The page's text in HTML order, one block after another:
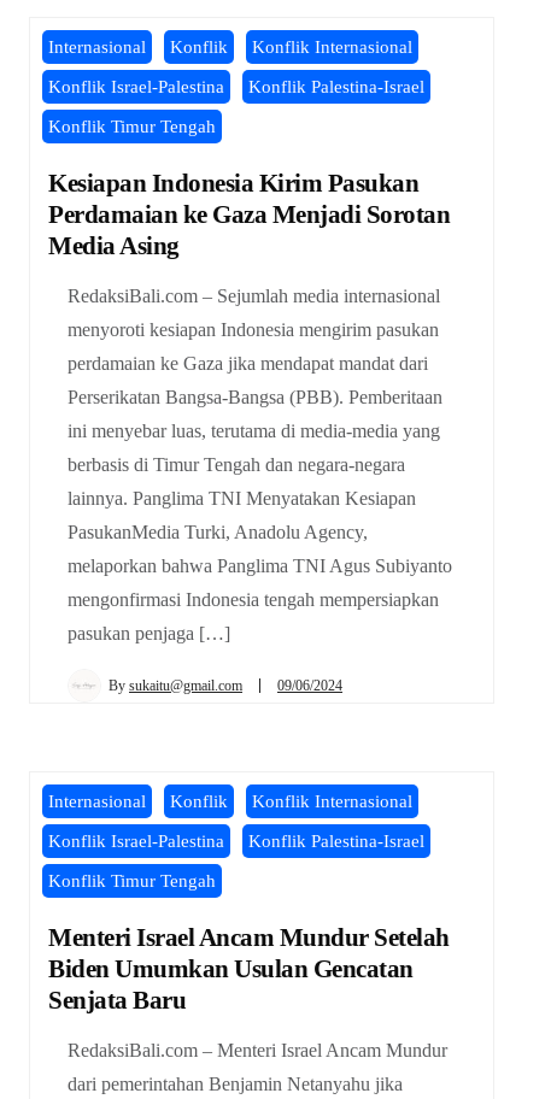
Internasional Konflik Konflik Internasional
Konflik Israel-Palestina Konflik Palestina-Israel
Konflik Timur Tengah
Kesiapan Indonesia Kirim Pasukan
Perdamaian ke Gaza Menjadi Sorotan
Media Asing
RedaksiBali.com – Sejumlah media internasional
menyoroti kesiapan Indonesia mengirim pasukan
perdamaian ke Gaza jika mendapat mandat dari
Perserikatan Bangsa-Bangsa (PBB). Pemberitaan
ini menyebar luas, terutama di media-media yang
berbasis di Timur Tengah dan negara-negara
lainnya. Panglima TNI Menyatakan Kesiapan
PasukanMedia Turki, Anadolu Agency,
melaporkan bahwa Panglima TNI Agus Subiyanto
mengonfirmasi Indonesia tengah mempersiapkan
pasukan penjaga […]
By sukaitu@gmail.com 09/06/2024
Internasional Konflik Konflik Internasional
Konflik Israel-Palestina Konflik Palestina-Israel
Konflik Timur Tengah
Menteri Israel Ancam Mundur Setelah
Biden Umumkan Usulan Gencatan
Senjata Baru
RedaksiBali.com – Menteri Israel Ancam Mundur
dari pemerintahan Benjamin Netanyahu jika